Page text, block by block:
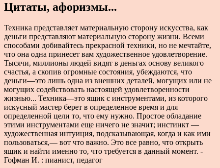
Цитаты, афоризмы...
Техника представляет материальную сторону искусства, как
деньги представляют материальную сторону жизни. Всеми
способами добивайтесь прекрасной техники, но не мечтайте,
что она одна принесет вам художественное удовлетворение.
Тысячи, миллионы людей видят в деньгах основу великого
счастья, а скопив огромные состояния, убеждаются, что
деньги—это лишь одна из внешних деталей, могущих или не
могущих содействовать настоящей удовлетворенности
жизнью... Техника—это ящик с инструментами, из которого
искусный мастер берет в определенное время и для
определенной цели то, что ему нужно. Простое обладание
этими инструментами еще ничего не значит; инстинкт —
художественная интуиция, подсказывающая, когда и как ими
пользоваться,— вот что важно. Это все равно, что открыть
ящик и найти именно то, что требуется в данный момент. -
Гофман И. : пианист, педагог